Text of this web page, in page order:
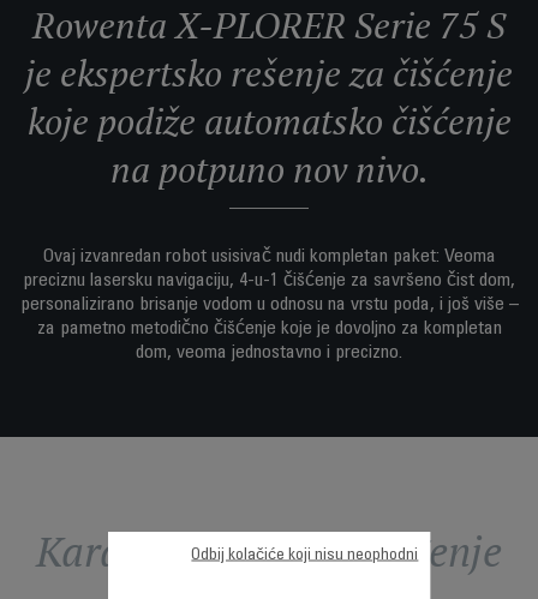
Rowenta X-PLORER Serie 75 S
je ekspertsko rešenje za čišćenje
koje podiže automatsko čišćenje
na potpuno nov nivo.
Ovaj izvanredan robot usisivač nudi kompletan paket: Veoma
preciznu lasersku navigaciju, 4-u-1 čišćenje za savršeno čist dom,
personalizirano brisanje vodom u odnosu na vrstu poda, i još više –
za pametno metodično čišćenje koje je dovoljno za kompletan
dom, veoma jednostavno i precizno.
Karakteristike - Poređenje
Odbij kolačiće koji nisu neophodni